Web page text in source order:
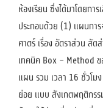
ห้องเรียน ซึ่งได้มาโดยกา
ประกอบด้วย (1) แผนกา
ศาตร์ เรื่อง อัตราส่วน สัด
เทคนิค Box – Method
แผน รวม เวลา 16 ชั่วโ
ย่อย แบบ สังเกตพฤติกรร